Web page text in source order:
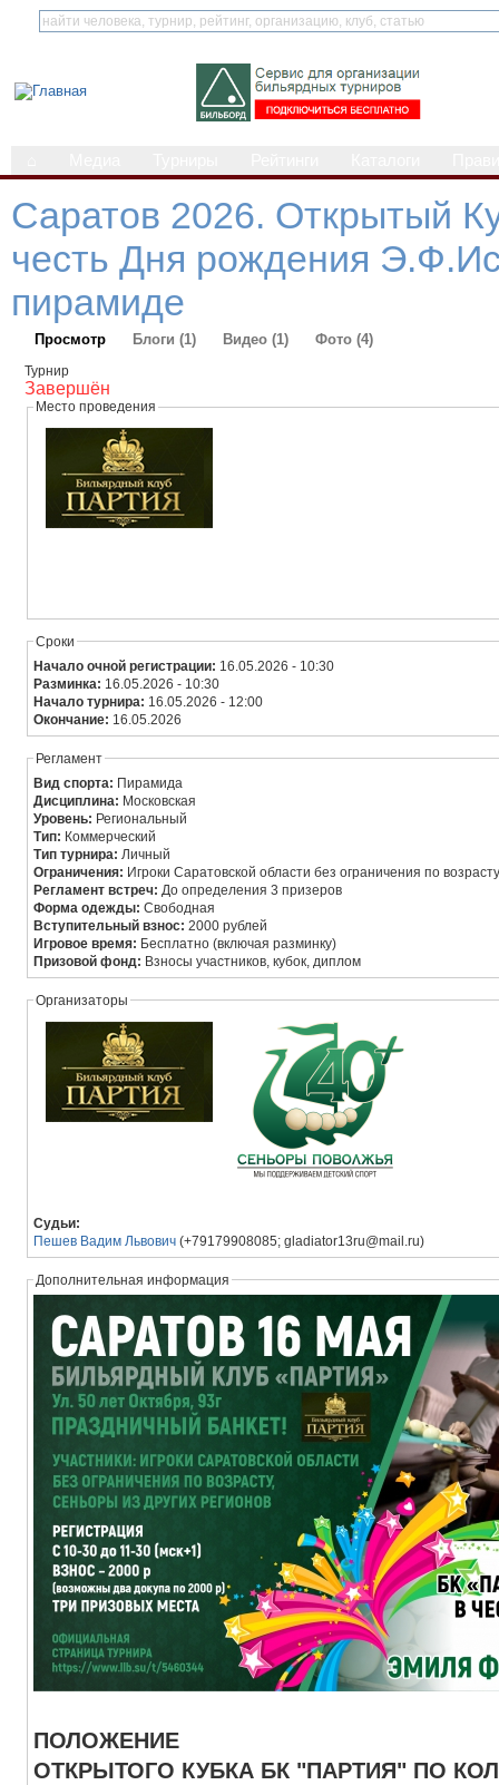
Саратов 2026. Открытый
честь Дня рождения
пирамиде
Просмотр Блоги (1) Видео (1) Фото (4)
Турнир
Завершён
Место проведения
Сроки
Начало очной регистрации: 16.05.2026 - 10:30
Разминка: 16.05.2026 - 10:30
Начало турнира: 16.05.2026 - 12:00
Окончание: 16.05.2026
Регламент
Вид спорта: Пирамида
Дисциплина: Московская
Уровень: Региональный
Тип: Коммерческий
Тип турнира: Личный
Ограничения: Игроки Саратовской области без ограничения по
Регламент встреч: До определения 3 призеров
Форма одежды:Свободная
Вступительный взнос:2000 рублей
Игровое время: Бесплатно (включая разминку)
Призовой фонд: Взносы участников, кубок, диплом
Организаторы
Судьи:
Пешев Вадим Львович (+79179908085; gladiator13ru@mail.ru)
Дополнительная информация
ПОЛОЖЕНИЕ
ОТКРЫТОГО КУБКА БК "ПАРТИЯ" ПО